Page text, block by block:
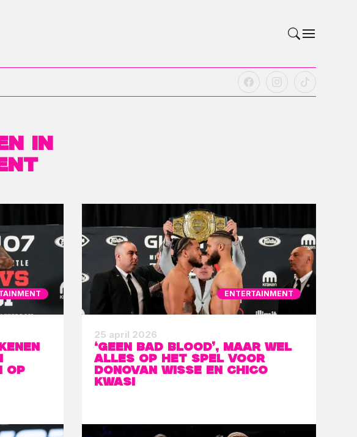
in
op
ENTERTAINMENT
25 april 2026
‘Geen bad blood’, maar wel
alles op het spel voor
Donovan Wisse en Chico
Kwasi